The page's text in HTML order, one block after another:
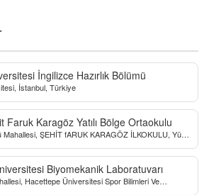
İngilizce Hazırlık Bölümü
İstanbul, Türkiye
Faruk Karagöz Yatılı Bölge Ortaokulu
ŞEHİT fARUK KARAGÖZ İLKOKULU, Yücel
Biyomekanik Laboratuvarı
Hacettepe Üniversitesi Spor Bilimleri Ve